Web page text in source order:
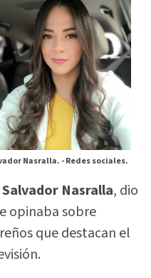
Nasralla. -Redes sociales.
Salvador Nasralla, dio
opinaba sobre
que destacan el